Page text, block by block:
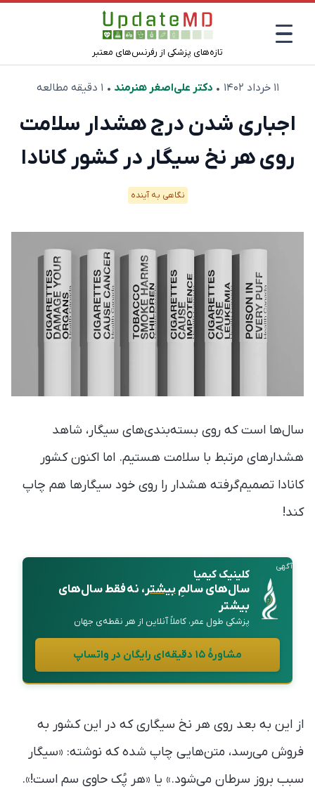
تازه‌های پزشکی از رفرنس‌های معتبر
۱۱ خرداد ۱۴۰۲ •دکتر علی‌اصغر هنرمند • ۱ دقیقه مطالعه
اجباری شدن درج هشدار سلامت
روی هر نخ سیگار در کشور کانادا
نگاهی به آینده
سال‌ها است که روی بسته‌بندی‌های سیگار، شاهد
هشدارهای مرتبط با سلامت هستیم. اما اکنون کشور
کانادا تصمیم‌گرفته هشدار را روی خود سیگارها هم چاپ
کند!
آگهی
کلینیک کیمیا
سال‌های سالمِبیشتر، نه فقط سال‌های
بیشتر
پزشکی طول عمر، کاملاً آنلاین از هر نقطه‌ی جهان
مشاورهٔ ۱۵ دقیقه‌ای رایگان در واتساپ
از این به بعد روی هر نخ سیگاری که در این کشور به
فروش می‌رسد، متن‌هایی چاپ شده که نوشته: «سیگار
سبب بروز سرطان می‌شود.» یا «هر پُک حاوی سم است!».